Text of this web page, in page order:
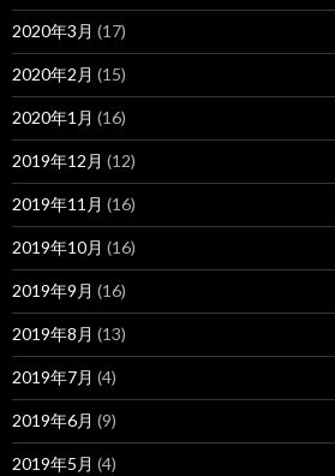
2020年3月 (17)
2020年2月 (15)
2020年1月 (16)
2019年12月 (12)
2019年11月 (16)
2019年10月 (16)
2019年9月 (16)
2019年8月 (13)
2019年7月 (4)
2019年6月 (9)
2019年5月 (4)